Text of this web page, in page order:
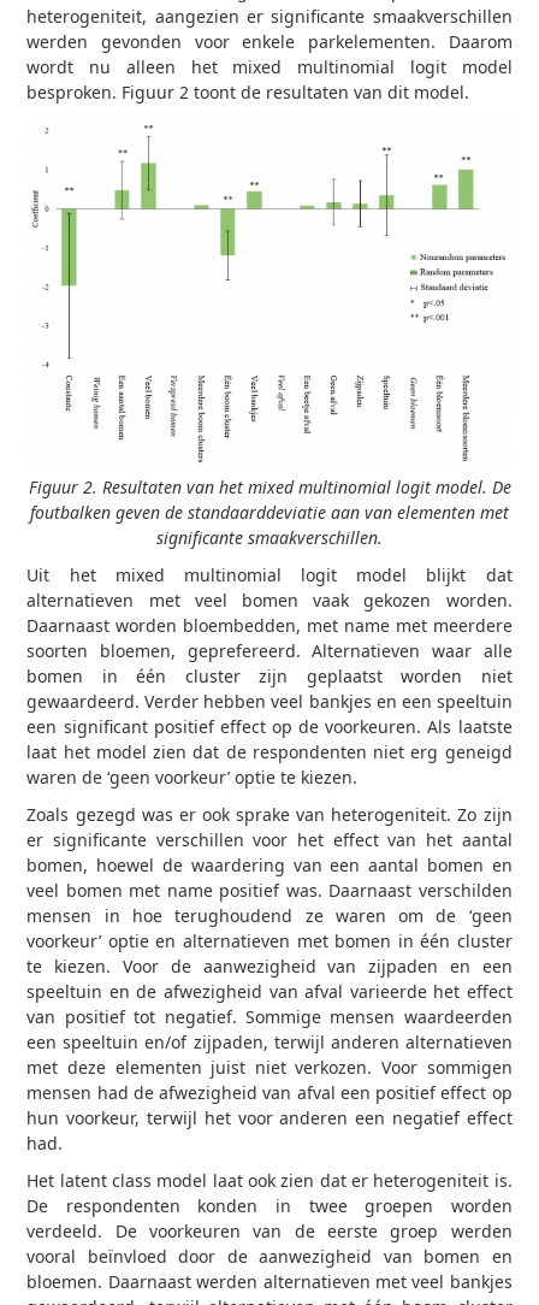
heterogeniteit, aangezien er significante smaakverschillen
werden gevonden voor enkele parkelementen. Daarom
wordt nu alleen het mixed multinomial logit model
besproken. Figuur 2 toont de resultaten van dit model.
Figuur 2. Resultaten van het mixed multinomial logit model. De
foutbalken geven de standaarddeviatie aan van elementen met
significante smaakverschillen.
Uit het mixed multinomial logit model blijkt dat
alternatieven met veel bomen vaak gekozen worden.
Daarnaast worden bloembedden, met name met meerdere
soorten bloemen, geprefereerd. Alternatieven waar alle
bomen in één cluster zijn geplaatst worden niet
gewaardeerd. Verder hebben veel bankjes en een speeltuin
een significant positief effect op de voorkeuren. Als laatste
laat het model zien dat de respondenten niet erg geneigd
waren de ‘geen voorkeur’ optie te kiezen.
Zoals gezegd was er ook sprake van heterogeniteit. Zo zijn
er significante verschillen voor het effect van het aantal
bomen, hoewel de waardering van een aantal bomen en
veel bomen met name positief was. Daarnaast verschilden
mensen in hoe terughoudend ze waren om de ‘geen
voorkeur’ optie en alternatieven met bomen in één cluster
te kiezen. Voor de aanwezigheid van zijpaden en een
speeltuin en de afwezigheid van afval varieerde het effect
van positief tot negatief. Sommige mensen waardeerden
een speeltuin en/of zijpaden, terwijl anderen alternatieven
met deze elementen juist niet verkozen. Voor sommigen
mensen had de afwezigheid van afval een positief effect op
hun voorkeur, terwijl het voor anderen een negatief effect
had.
Het latent class model laat ook zien dat er heterogeniteit is.
De respondenten konden in twee groepen worden
verdeeld. De voorkeuren van de eerste groep werden
vooral beïnvloed door de aanwezigheid van bomen en
bloemen. Daarnaast werden alternatieven met veel bankjes